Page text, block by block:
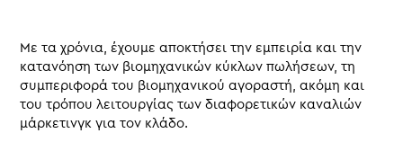
Με τα χρόνια, έχουμε αποκτήσει την εμπειρία και την
κατανόηση των βιομηχανικών κύκλων πωλήσεων, τη
συμπεριφορά του βιομηχανικού αγοραστή, ακόμη και
του τρόπου λειτουργίας των διαφορετικών καναλιών
μάρκετινγκ για τον κλάδο.